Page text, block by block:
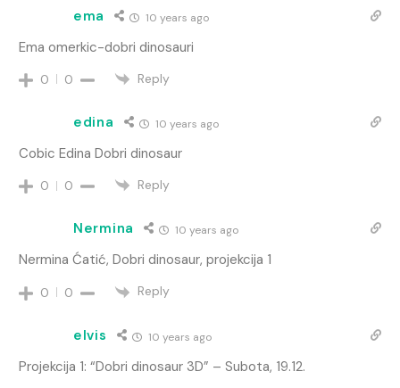
ema 10 years ago
Ema omerkic-dobri dinosauri
0 0 Reply
edina 10 years ago
Cobic Edina Dobri dinosaur
0 0 Reply
Nermina 10 years ago
Nermina Ćatić, Dobri dinosaur, projekcija 1
0 0 Reply
elvis 10 years ago
Projekcija 1: “Dobri dinosaur 3D” – Subota, 19.12.